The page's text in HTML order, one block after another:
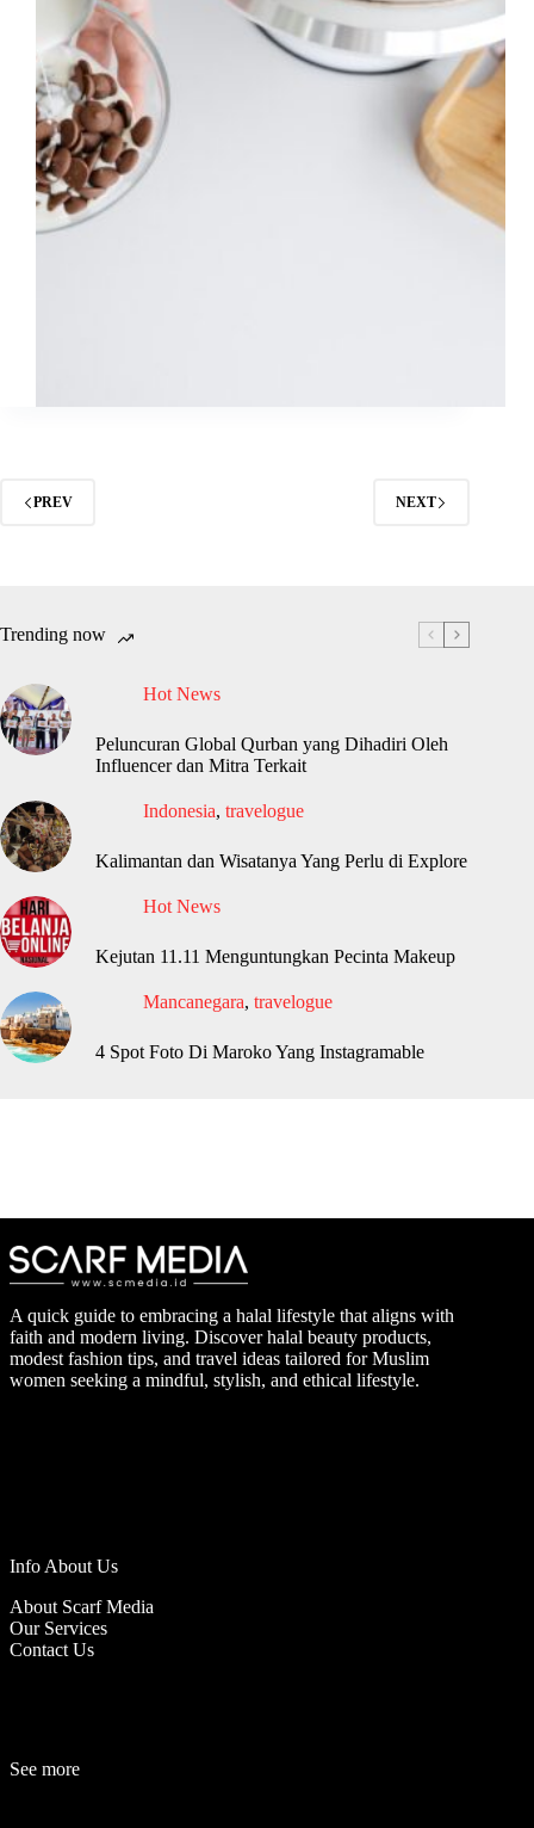
PREV NEXT
Trending now
Hot News
Peluncuran Global Qurban yang Dihadiri Oleh
Influencer dan Mitra Terkait
Indonesia, travelogue
Kalimantan dan Wisatanya Yang Perlu di Explore
Hot News
Kejutan 11.11 Menguntungkan Pecinta Makeup
Mancanegara, travelogue
4 Spot Foto Di Maroko Yang Instagramable
A quick guide to embracing a halal lifestyle that aligns with
faith and modern living. Discover halal beauty products,
modest fashion tips, and travel ideas tailored for Muslim
women seeking a mindful, stylish, and ethical lifestyle.
Info About Us
About Scarf Media
Our Services
Contact Us
See more